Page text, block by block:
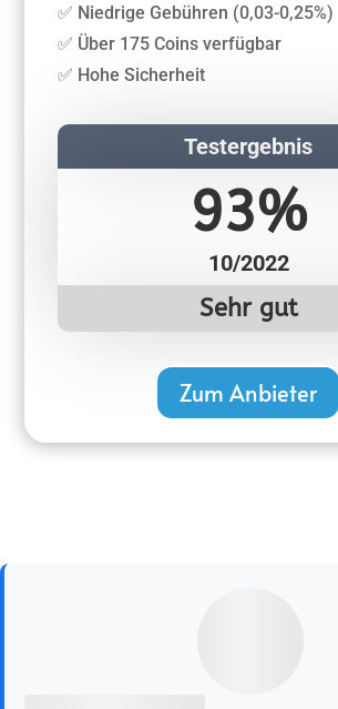
✅ Niedrige Gebühren (0,03-0,25%)
✅ Über 175 Coins verfügbar
✅ Hohe Sicherheit
Testergebnis
93%
10/2022
Sehr gut
Zum Anbieter